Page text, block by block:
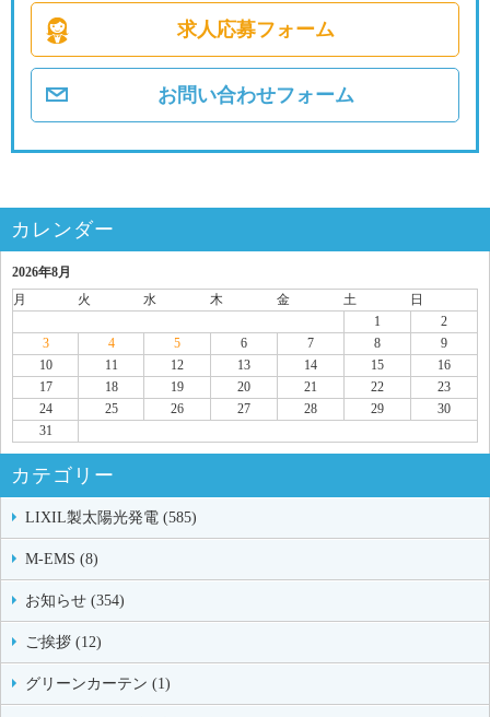
求人応募フォーム
お問い合わせフォーム
カレンダー
2026年8月
月
火 水 木 金 土
日
1
2
3
4 5 6 7 8
9
10
11 12 13 14 15
16
17
18 19 20 21 22
23
24
25 26 27 28 29
30
31
カテゴリー
LIXIL製太陽光発電 (585)
M-EMS (8)
お知らせ (354)
ご挨拶 (12)
グリーンカーテン (1)